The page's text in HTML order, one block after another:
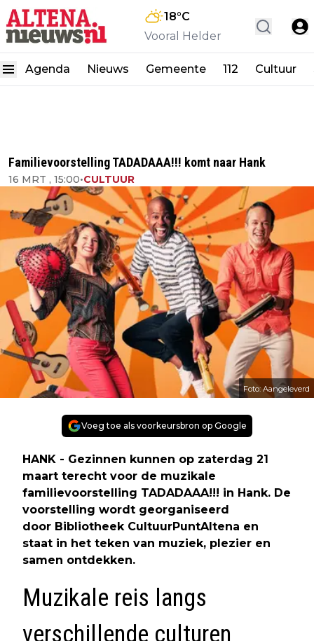
18°C
Vooral Helder
Agenda Nieuws Gemeente 112 Cultuur
Familievoorstelling TADADAAA!!! komt naar Hank
16 MRT , 15:00•CULTUUR
Foto: Aangeleverd
Voeg toe als voorkeursbron op Google
HANK - Gezinnen kunnen op zaterdag 21
maart terecht voor de muzikale
familievoorstelling TADADAAA!!! in Hank. De
voorstelling wordt georganiseerd
door Bibliotheek CultuurPuntAltena en
staat in het teken van muziek, plezier en
samen ontdekken.
Muzikale reis langs
verschillende culturen